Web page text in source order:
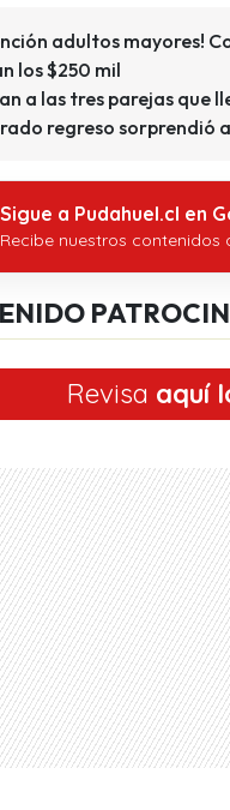
adultos mayores!
los $250 mil
a las tres parejas que
regreso sorprendió
Sigue a Pudahuel.cl en
Recibe nuestros contenidos
Revisa aquí